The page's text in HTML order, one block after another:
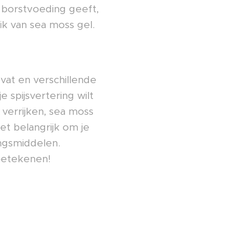
borstvoeding geeft,
van sea moss gel.
en verschillende
spijsvertering wilt
sea moss
belangrijk om je